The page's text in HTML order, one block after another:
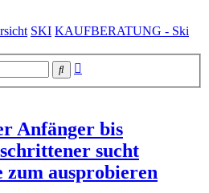
SKI KAUFBERATUNG - Ski
Suche
Anfänger bis
sucht
zum ausprobieren